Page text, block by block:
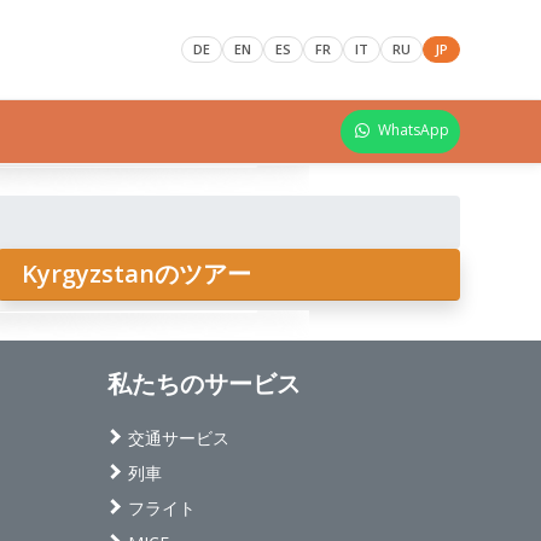
DE EN ES FR IT RU JP
WhatsApp
Kyrgyzstanのツアー
私たちのサービス
交通サービス
列車
フライト